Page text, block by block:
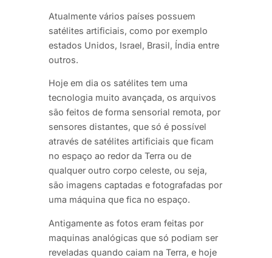
Atualmente vários países possuem
satélites artificiais, como por exemplo
estados Unidos, Israel, Brasil, Índia entre
outros.
Hoje em dia os satélites tem uma
tecnologia muito avançada, os arquivos
são feitos de forma sensorial remota, por
sensores distantes, que só é possível
através de satélites artificiais que ficam
no espaço ao redor da Terra ou de
qualquer outro corpo celeste, ou seja,
são imagens captadas e fotografadas por
uma máquina que fica no espaço.
Antigamente as fotos eram feitas por
maquinas analógicas que só podiam ser
reveladas quando caiam na Terra, e hoje